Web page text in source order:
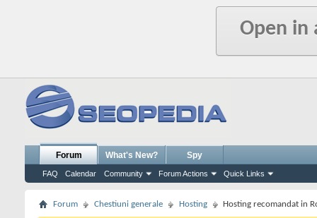
Open in
Forum
FAQ Calendar Community Forum Actions Quick Links
What's New? Spy
Forum Chestiuni generale Hosting Hosting recomandat in